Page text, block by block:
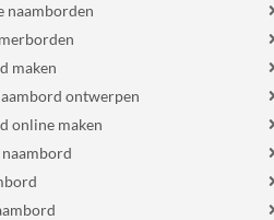
naamborden
maken
ontwerpen
online maken